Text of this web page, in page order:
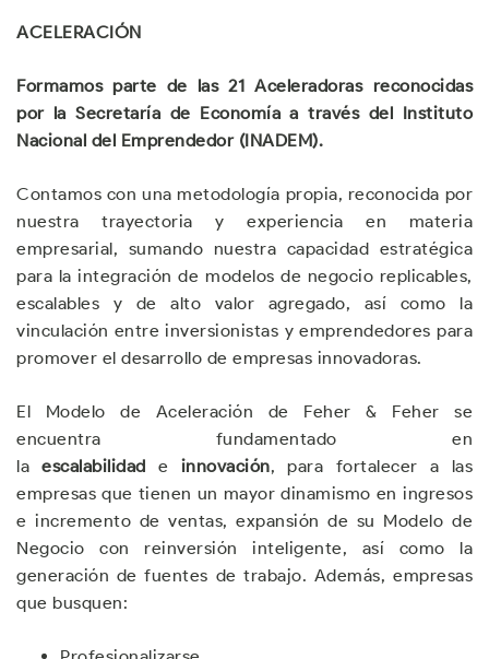
ACELERACIÓN
Formamos parte de las 21 Aceleradoras reconocidas
por la Secretaría de Economía a través del Instituto
Nacional del Emprendedor (INADEM).
Contamos con una metodología propia, reconocida por
nuestra trayectoria y experiencia en materia
empresarial, sumando nuestra capacidad estratégica
para la integración de modelos de negocio replicables,
escalables y de alto valor agregado, así como la
vinculación entre inversionistas y emprendedores para
promover el desarrollo de empresas innovadoras.
El Modelo de Aceleración de Feher & Feher se
encuentra fundamentado en
laescalabilidad e innovación, para fortalecer a las
empresas que tienen un mayor dinamismo en ingresos
e incremento de ventas, expansión de su Modelo de
Negocio con reinversión inteligente, así como la
generación de fuentes de trabajo. Además, empresas
que busquen: